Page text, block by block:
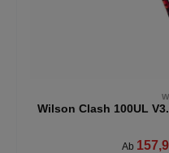
Wilson Clash 100UL
Ab